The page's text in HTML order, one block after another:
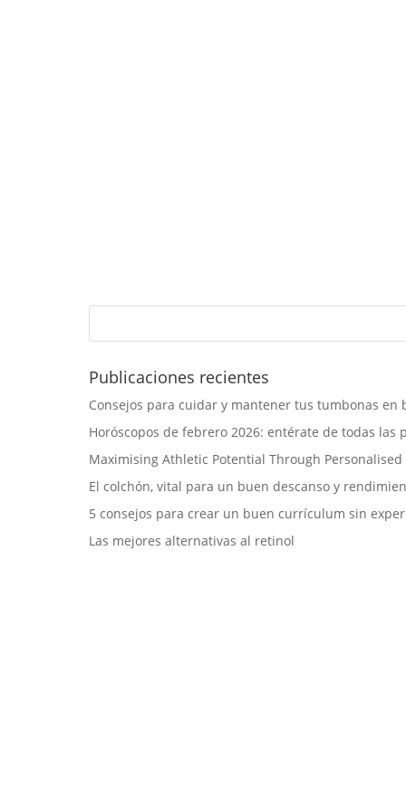
Publicaciones recientes
Consejos para cuidar y mantener tus tumbonas en
Horóscopos de febrero 2026: entérate de todas las
Maximising Athletic Potential Through Personalised
El colchón, vital para un buen descanso y
5 consejos para crear un buen currículum sin
Las mejores alternativas al retinol